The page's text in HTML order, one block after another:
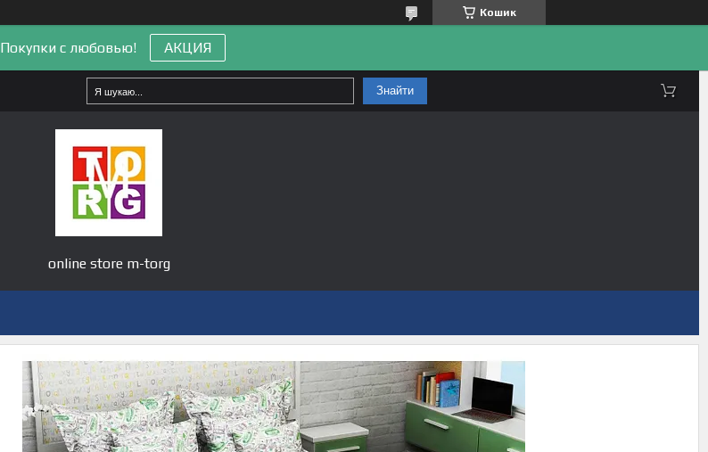
Кошик
Покупки с любовью! АКЦИЯ
Знайти
online store m-torg